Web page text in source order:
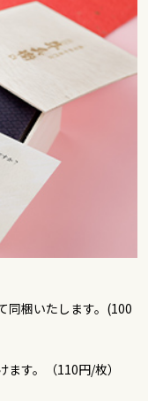
同梱いたします。(100
す。（110円/枚）